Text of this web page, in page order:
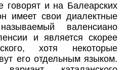
говорят и на Балеарских
имеет свои диалектные
валенсиано
и является скорее
хотя некоторые
его отдельным языком.